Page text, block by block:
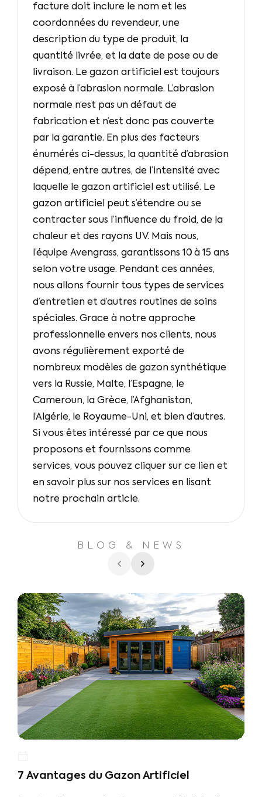
facture doit inclure le nom et les
coordonnées du revendeur, une
description du type de produit, la
quantité livrée, et la date de pose ou de
livraison. Le gazon artificiel est toujours
exposé à l’abrasion normale. L’abrasion
normale n’est pas un défaut de
fabrication et n’est donc pas couverte
par la garantie. En plus des facteurs
énumérés ci-dessus, la quantité d’abrasion
dépend, entre autres, de l’intensité avec
laquelle le gazon artificiel est utilisé. Le
gazon artificiel peut s’étendre ou se
contracter sous l’influence du froid, de la
chaleur et des rayons UV. Mais nous,
l’équipe Avengrass, garantissons 10 à 15 ans
selon votre usage. Pendant ces années,
nous allons fournir tous types de services
d’entretien et d’autres routines de soins
spéciales. Grace à notre approche
professionnelle envers nos clients, nous
avons régulièrement exporté de
nombreux modèles de gazon synthétique
vers la Russie, Malte, l’Espagne, le
Cameroun, la Grèce, l’Afghanistan,
l’Algérie, le Royaume-Uni, et bien d’autres.
Si vous êtes intéressé par ce que nous
proposons et fournissons comme
services, vous pouvez cliquer sur ce lien et
en savoir plus sur nos services en lisant
notre prochain article.
BLOG & NEWS
7 Avantages du Gazon Artificiel